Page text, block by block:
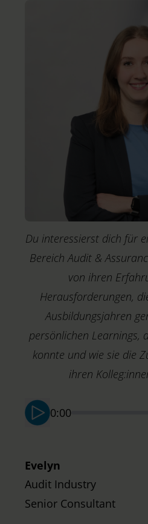
Du interessierst dich für
Bereich Audit &
von ihren
Herausforderungen,
Ausbildungsjahren
persönlichen Learnings,
konnte und wie sie die
ihren
0:00
Evelyn
Audit Industry
Senior Consultant